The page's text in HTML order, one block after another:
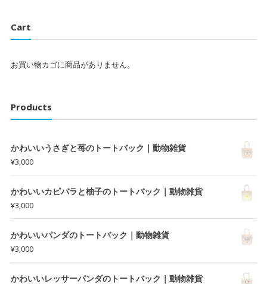
Cart
お買い物カゴに商品がありません。
Products
かわいいうさぎと苺のトートバック｜動物雑貨
¥3,000
かわいいカピバラと柚子のトートバック｜動物雑貨
¥3,000
かわいいパンダのトートバック｜動物雑貨
¥3,000
かわいいレッサーパンダのトートバック｜動物雑貨